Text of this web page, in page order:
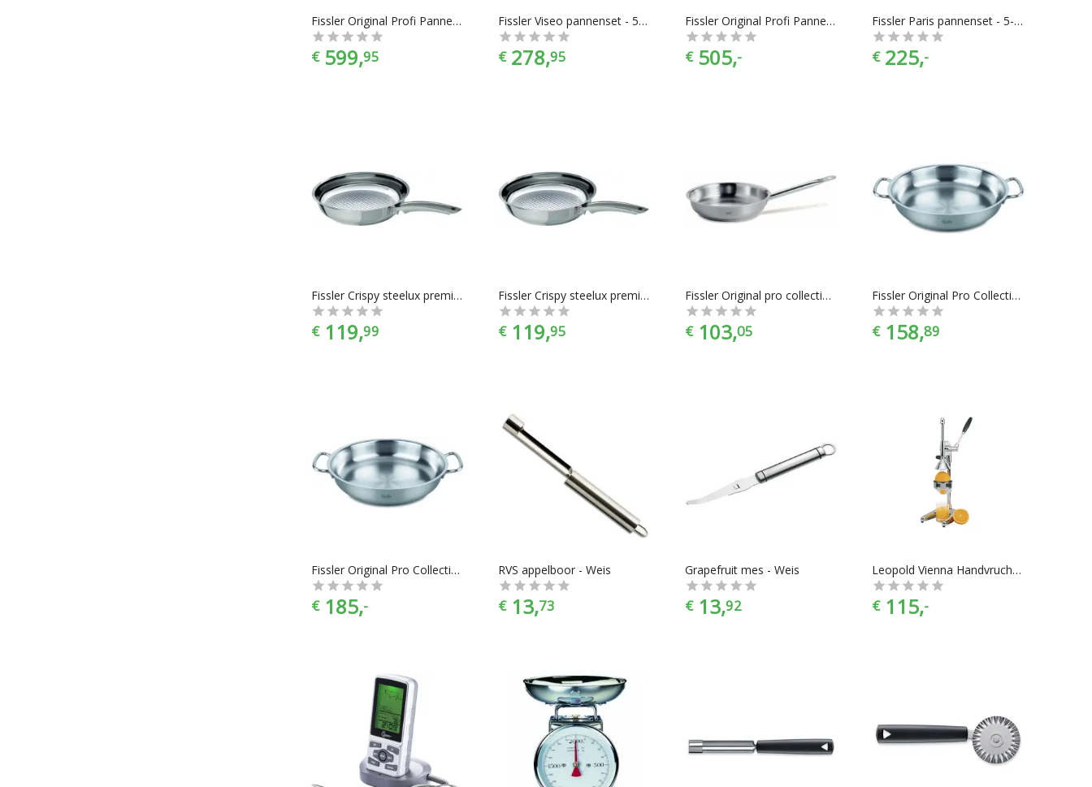
Fissler Original Profi Pannenset 5-delig
€ 599,95
Fissler Viseo pannenset - 5-delig
€ 278,95
Fissler Original Profi Pannenset 5-delig
€ 505,-
Fissler Paris pannenset - 5-delig
€ 225,-
Fissler Crispy steelux premium zonder deksel - Ø 24 cm
€ 119,99
Fissler Crispy steelux premium zonder deksel - Ø 28 cm
€ 119,95
Fissler Original pro collection koekenpan zonder deksel - Ø 32 cm
€ 103,05
Fissler Original Pro Collection Braad & Serveerpan - Rvs - Ø 24 cm
€ 158,89
Fissler Original Pro Collection Braad & Serveerpan - Rvs - Ø 28 cm
€ 185,-
RVS appelboor - Weis
€ 13,73
Grapefruit mes - Weis
€ 13,92
Leopold Vienna Handvruchtenpers Profi
€ 115,-